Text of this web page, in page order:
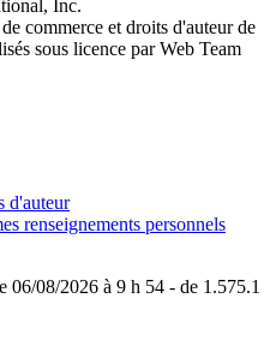
Inc.
commerce et droits d'auteur de
sous licence par Web Team
d'auteur
renseignements personnels
08/2026 à 9 h 54 - de 1.575.1